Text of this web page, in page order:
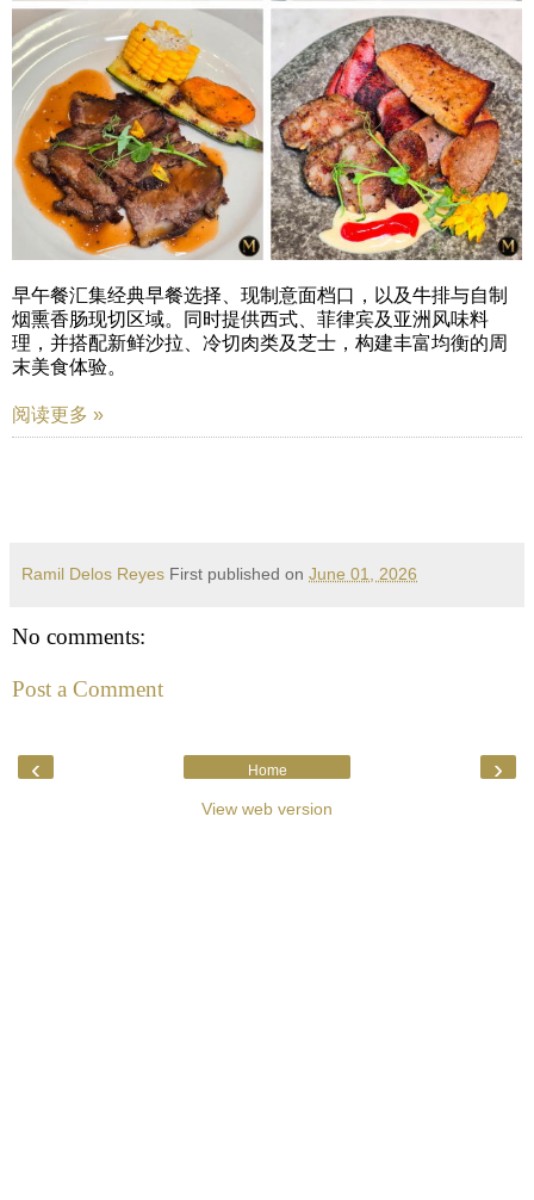
早午餐汇集经典早餐选择、现制意面档口，以及牛排与自制
烟熏香肠现切区域。同时提供西式、菲律宾及亚洲风味料
理，并搭配新鲜沙拉、冷切肉类及芝士，构建丰富均衡的周
末美食体验。
阅读更多 »
Ramil Delos Reyes First published on June 01, 2026
No comments:
Post a Comment
‹ ›
Home
View web version